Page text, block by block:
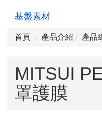
基盤素材
首頁 產品介紹 產品
MITSUI
罩護膜